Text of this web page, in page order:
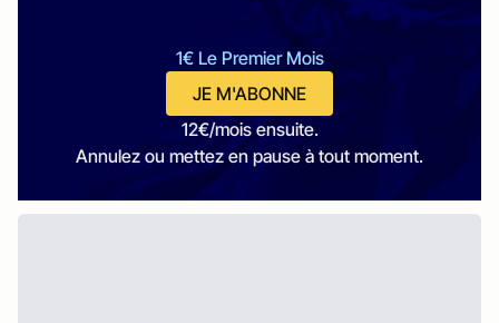
1€ Le Premier Mois
JE M'ABONNE
12€/mois ensuite.
Annulez ou mettez en pause à tout moment.